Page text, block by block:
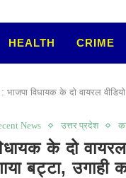
HEALTH CRIME
विधायक के दो वायरल
News उत्तर प्रदेश
के दो
बट्टा, उगाही